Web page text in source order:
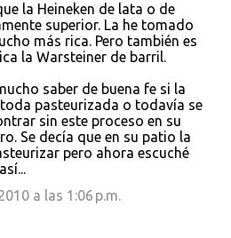
la Heineken de lata o de
superior. La he tomado
más rica. Pero también es
la Warsteiner de barril.
saber de buena fe si la
pasteurizada o todavía se
sin este proceso en su
Se decía que en su patio la
pero ahora escuché
a las 1:06 p.m.